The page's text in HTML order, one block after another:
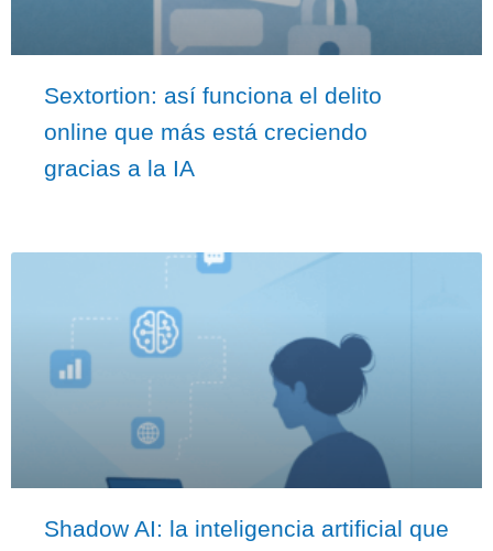
Sextortion: así funciona el delito
online que más está creciendo
gracias a la IA
Shadow AI: la inteligencia artificial que